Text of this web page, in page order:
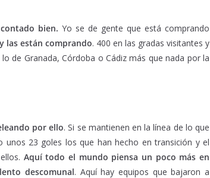
bien. Yo se de gente que está comprando
las están comprando. 400 en las gradas visitantes y
de Granada, Córdoba o Cádiz más que nada por la
por ello. Si se mantienen en la línea de lo que
23 goles los que han hecho en transición y el
Aquí todo el mundo piensa un poco más en
descomunal. Aquí hay equipos que bajaron a